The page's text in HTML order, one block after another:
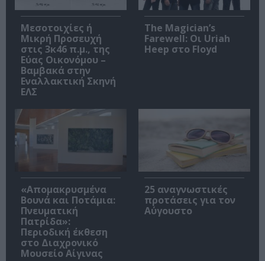
Μεσοτοιχίες ή
Μικρή Προσευχή
στις 3κ46 π.μ., της
Εύας Οικονόμου –
Βαμβακά στην
Εναλλακτική Σκηνή
ΕΛΣ
The Magician’s
Farewell: Οι Uriah
Heep στο Floyd
«Απομακρυσμένα
Βουνά και Ποτάμια:
Πνευματική
Πατρίδα»:
Περιοδική έκθεση
στο Διαχρονικό
Μουσείο Αίγινας
25 αναγνωστικές
προτάσεις για τον
Αύγουστο